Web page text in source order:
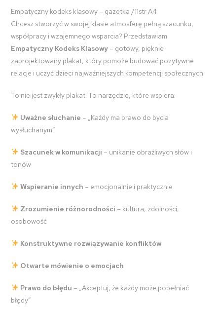
Empatyczny kodeks klasowy – gazetka /11str A4
Chcesz stworzyć w swojej klasie atmosferę pełną szacunku,
współpracy i wzajemnego wsparcia? Przedstawiam
Empatyczny Kodeks Klasowy – gotowy, pięknie
zaprojektowany plakat, który pomoże budować pozytywne
relacje i uczyć dzieci najważniejszych kompetencji społecznych.
To nie jest zwykły plakat. To narzędzie, które wspiera:
Uważne słuchanie – „Każdy ma prawo do bycia
wysłuchanym”
Szacunek w komunikacji – unikanie obraźliwych słów i
tonów
Wspieranie innych – emocjonalnie i praktycznie
Zrozumienie różnorodności – kultura, zdolności,
osobowość
Konstruktywne rozwiązywanie konfliktów
Otwarte mówienie o emocjach
Prawo do błędu – „Akceptuj, że każdy może popełniać
błędy”